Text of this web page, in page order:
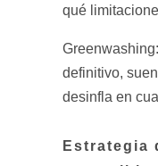
qué
definitivo,
desinfla en
Estrategia